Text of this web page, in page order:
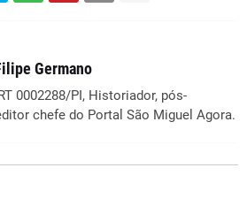
Germano
0002288/PI, Historiador, pós-
chefe do Portal São Miguel Agora.